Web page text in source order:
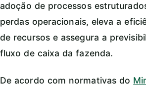
adoção de processos
perdas operacionais, eleva a
de recursos e assegura a
fluxo de caixa da fazenda.
De acordo com normativas do